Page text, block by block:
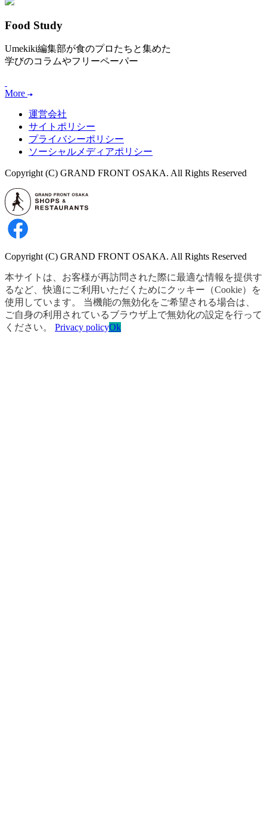
Food Study
Umekiki編集部が食のプロたちと集めた
学びのコラムやフリーペーパー
More
運営会社
サイトポリシー
プライバシーポリシー
ソーシャルメディアポリシー
Copyright (C) GRAND FRONT OSAKA. All Rights Reserved
Copyright (C) GRAND FRONT OSAKA. All Rights Reserved
本サイトは、お客様が再訪問された際に最適な情報を提供す
るなど、快適にご利用いただくためにクッキー（Cookie）を
使用しています。 当機能の無効化をご希望される場合は、
ご自身の利用されているブラウザ上で無効化の設定を行って
ください。 Privacy policyOk